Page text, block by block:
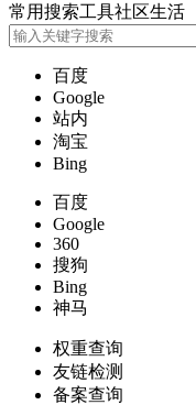
常用搜索工具社区生活
百度
Google
站内
淘宝
Bing
百度
Google
360
搜狗
Bing
神马
权重查询
友链检测
备案查询